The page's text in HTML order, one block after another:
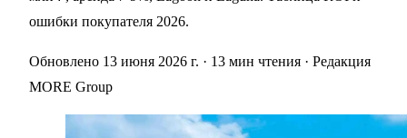
ошибки покупателя 2026.
Обновлено 13 июня 2026 г. · 13 мин чтения · Редакция
MORE Group